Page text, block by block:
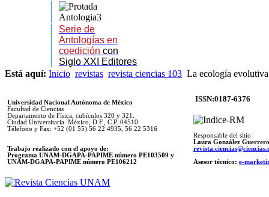
Serie de
Antologías en
coedición con
Siglo XXI Editores
Está aquí: Inicio revistas revista ciencias 103 La ecología
Universidad Nacional Autónoma de México
Facultad de Ciencias
Departamento de Física, cubículos 320 y 321.
Ciudad Universitaria. México, D.F., C.P. 04510.
Télefono y Fax: +52 (01 55) 56 22 4935, 56 22 5316
Trabajo realizado con el apoyo de:
Programa UNAM-DGAPA-PAPIME número PE103509 y
UNAM-DGAPA-PAPIME número PE106212
ISSN:0187-6376
Responsable del sitio
Laura González Guerrero
Asesor técnico: e-